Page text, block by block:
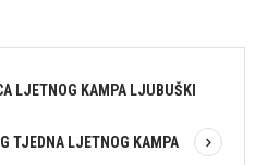
LJETNOG KAMPA LJUBUŠKI
TJEDNA LJETNOG KAMPA